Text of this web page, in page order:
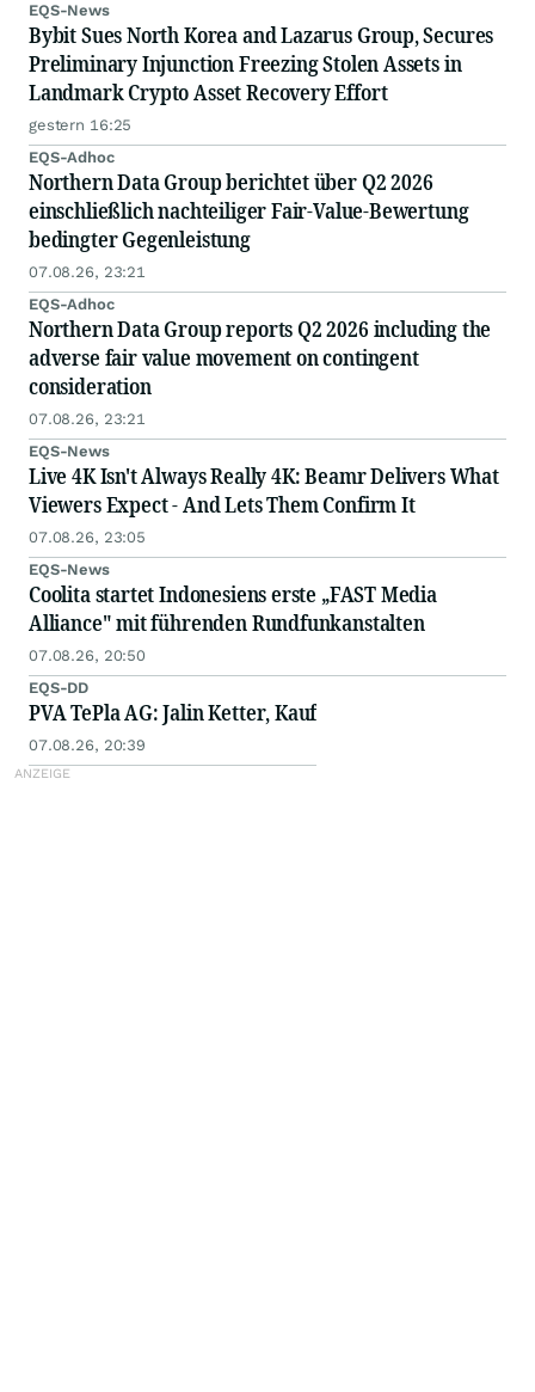
EQS-News
Bybit Sues North Korea and Lazarus Group, Secures
Preliminary Injunction Freezing Stolen Assets in
Landmark Crypto Asset Recovery Effort
gestern 16:25
EQS-Adhoc
Northern Data Group berichtet über Q2 2026
einschließlich nachteiliger Fair-Value-Bewertung
bedingter Gegenleistung
07.08.26, 23:21
EQS-Adhoc
Northern Data Group reports Q2 2026 including the
adverse fair value movement on contingent
consideration
07.08.26, 23:21
EQS-News
Live 4K Isn't Always Really 4K: Beamr Delivers What
Viewers Expect - And Lets Them Confirm It
07.08.26, 23:05
EQS-News
Coolita startet Indonesiens erste „FAST Media
Alliance" mit führenden Rundfunkanstalten
07.08.26, 20:50
EQS-DD
PVA TePla AG: Jalin Ketter, Kauf
07.08.26, 20:39